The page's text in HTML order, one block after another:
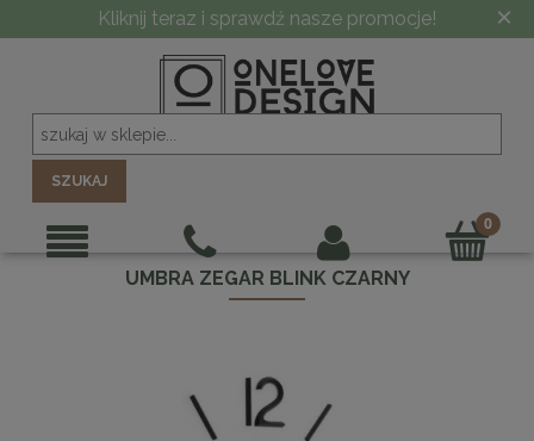
Kliknij teraz i sprawdź nasze promocje! ×
SZUKAJ
UMBRA ZEGAR BLINK CZARNY